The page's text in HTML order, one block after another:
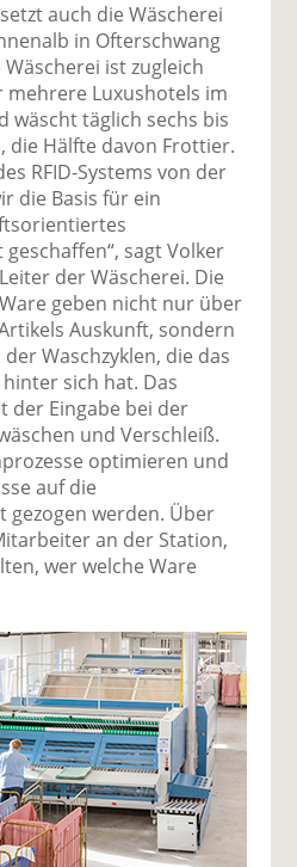
auch die Wäscherei
in Ofterschwang
Wäscherei ist zugleich
Luxushotels im
wäscht täglich sechs bis
die Hälfte davon Frottier.
RFID-Systems von der
die Basis für ein
sagt Volker
der Wäscherei. Die
geben nicht nur über
Auskunft, sondern
Waschzyklen, die das
sich hat. Das
der Eingabe bei der
und Verschleiß.
optimieren und
auf die
gezogen werden. Über
an der Station,
wer welche Ware